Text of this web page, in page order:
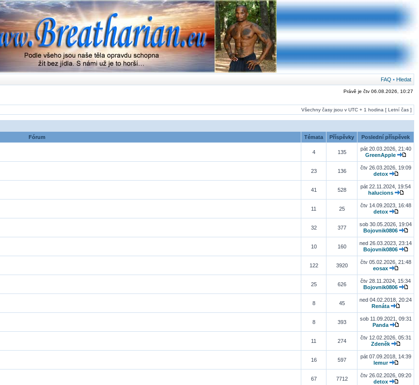
FAQ • Hledat
Právě je čtv 06.08.2026, 10:27
Všechny časy jsou v UTC + 1 hodina [ Letní čas ]
Fórum Témata Příspěvky Poslední příspěvek
4 135
pát 20.03.2026, 21:40
GreenApple
23 136
čtv 26.03.2026, 19:09
detox
41 528
pát 22.11.2024, 19:54
halucions
11 25
čtv 14.09.2023, 16:48
detox
32 377
sob 30.05.2026, 19:04
Bojovnik0806
10 160
ned 26.03.2023, 23:14
Bojovnik0806
122 3920
čtv 05.02.2026, 21:48
eosax
25 626
čtv 28.11.2024, 15:34
Bojovnik0806
8 45
ned 04.02.2018, 20:24
Renáta
8 393
sob 11.09.2021, 09:31
Panda
11 274
čtv 12.02.2026, 05:31
Zdeněk
16 597
pát 07.09.2018, 14:39
lemur
67 7712
čtv 26.02.2026, 09:20
detox